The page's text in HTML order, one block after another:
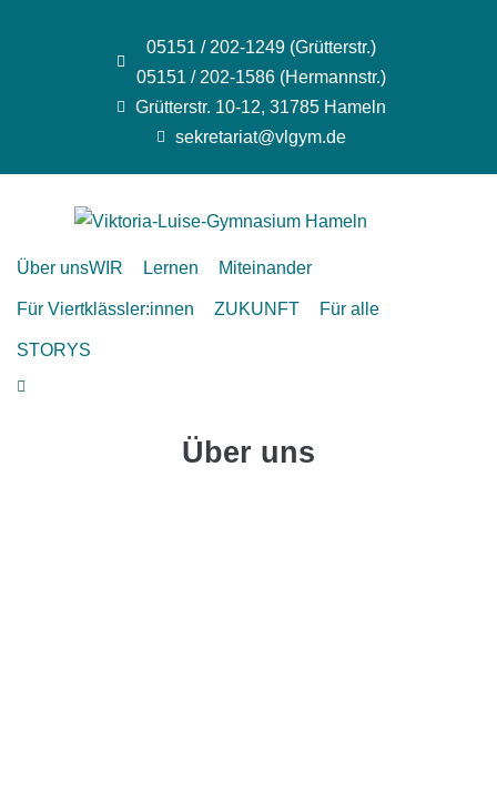
05151 / 202-1249 (Grütterstr.)
05151 / 202-1586 (Hermannstr.)
Grütterstr. 10-12, 31785 Hameln
sekretariat@vlgym.de
Über unsWIR Lernen Miteinander
Für Viertklässler:innen ZUKUNFT Für alle
STORYS
Über uns